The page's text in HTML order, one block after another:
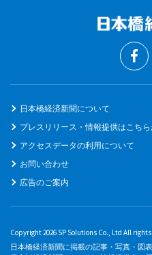
日本橋経済新聞について
プレスリリース・情報提供はこちら
アクセスデータの利用について
お問い合わせ
広告のご案内
Copyright 2026 SP Solutions Co., Ltd All
日本橋経済新聞に掲載の記事・写真・図